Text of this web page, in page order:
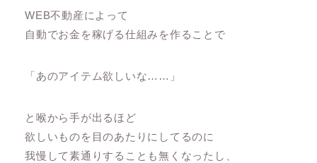
WEB不動産によって
自動でお金を稼げる仕組みを作ることで
「あのアイテム欲しいな……」
と喉から手が出るほど
欲しいものを目のあたりにしてるのに
我慢して素通りすることも無くなったし、